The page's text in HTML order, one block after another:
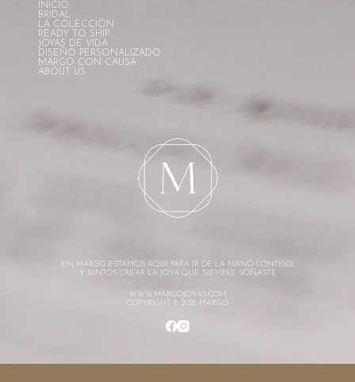
INICIO
BRIDAL
LA COLECCIÓN
READY TO SHIP
JOYAS DE VIDA
DISEÑO PERSONALIZADO
MARGO CON CAUSA
ABOUT US
EN MARGO ESTAMOS AQUI PARA IR DE LA MANO CONTIGO,
Y JUNTOS CREAR LA JOYA QUE SIEMPRE SOÑASTE
WWW.MARGOJOYAS.COM
COPYRIGHT © 2026 MARGO